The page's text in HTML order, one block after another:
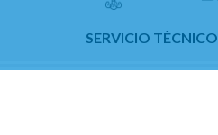
SERVICIO